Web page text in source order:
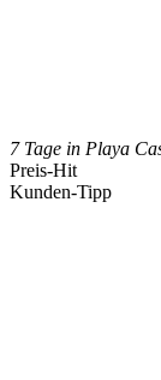
7 Tage in Playa
Preis-Hit
Kunden-Tipp